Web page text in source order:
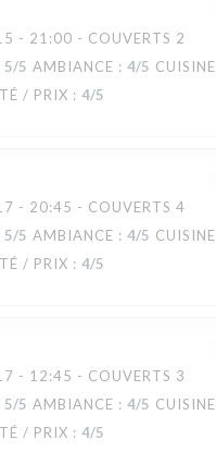
- 21:00 - COUVERTS 2
5/5 AMBIANCE : 4/5 CUISINE
/ PRIX : 4/5
- 20:45 - COUVERTS 4
5/5 AMBIANCE : 4/5 CUISINE
/ PRIX : 4/5
- 12:45 - COUVERTS 3
5/5 AMBIANCE : 4/5 CUISINE
/ PRIX : 4/5